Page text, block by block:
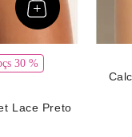
30 %
Lace Preto